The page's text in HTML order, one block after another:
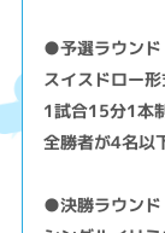
●予選ラウンド
スイスドロー
1試合15分1本
全勝者が4名以
●決勝ラウンド